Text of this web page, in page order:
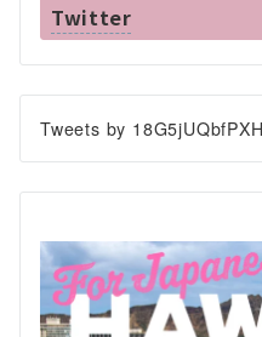
Twitter
Tweets by